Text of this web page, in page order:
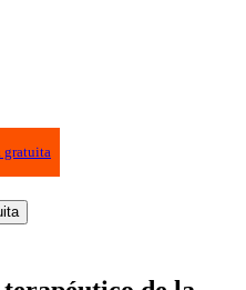
gratuita